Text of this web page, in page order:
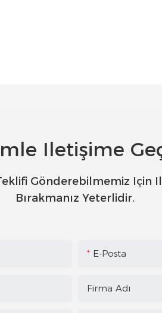
Iletişime
Gönderebilmemiz Için
Bırakmanız Yeterlidir.
E-Posta
Firma Adı